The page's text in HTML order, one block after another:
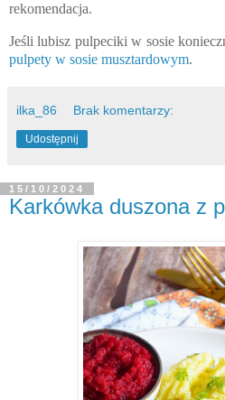
rekomendacja.
Jeśli lubisz pulpeciki w sosie
pulpety w sosie musztardowym.
ilka_86 Brak komentarzy:
Udostępnij
15/10/2024
Karkówka duszona z